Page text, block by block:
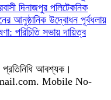
দিনাজপুর পলিটেকনিক
আনুষ্ঠানিক উদ্বোধন পূর্বধলায়
পরিচিতি সভায় দায়িত্ব
আবশ্যক।
Mobile No-